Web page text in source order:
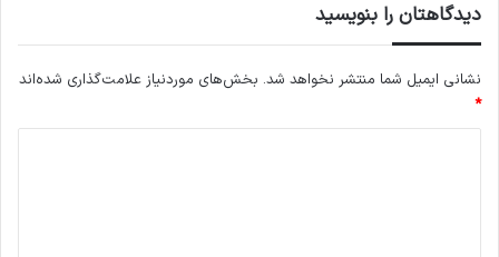
دیدگاهتان را بنویسید
نشانی ایمیل شما منتشر نخواهد شد. بخش‌های موردنیاز علامت‌گذاری شده‌اند
*